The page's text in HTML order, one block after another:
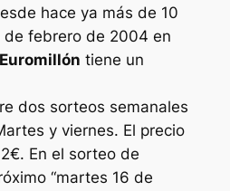
hace ya más de 10
de febrero de 2004 en
Euromillón tiene un
dos sorteos semanales
y viernes. El precio
En el sorteo de
“martes 16 de